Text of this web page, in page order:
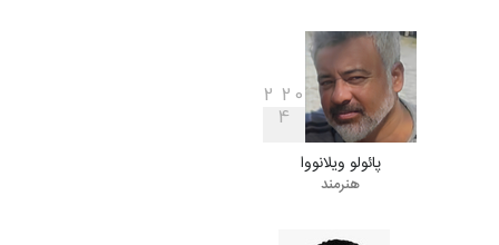
دهمین جشنوارۀ بین‌المللی
2 2 0
4
پائولو ویلانووا
هنرمند